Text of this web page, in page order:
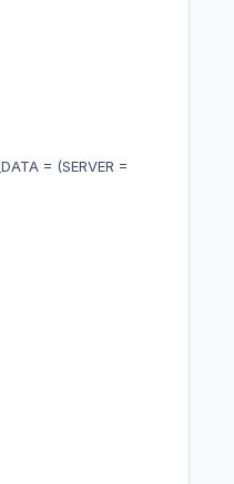
= (SERVER =